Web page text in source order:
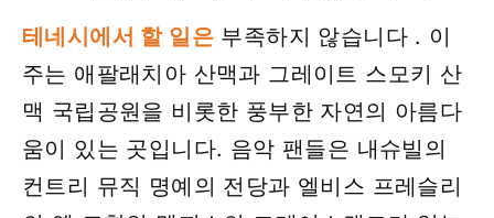
테네시에서 할 일은 부족하지 않습니다 . 이
주는 애팔래치아 산맥과 그레이트 스모키 산
맥 국립공원을 비롯한 풍부한 자연의 아름다
움이 있는 곳입니다. 음악 팬들은 내슈빌의
컨트리 뮤직 명예의 전당과 엘비스 프레슬리